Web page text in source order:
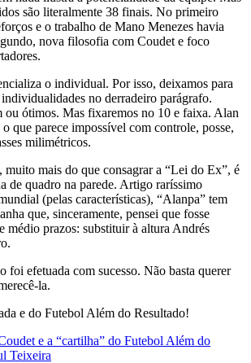
são literalmente 38 finais. No primeiro
e o trabalho de Mano Menezes havia
nova filosofia com Coudet e foco
o individual. Por isso, deixamos para
no derradeiro parágrafo.
ou ótimos. Mas fixaremos no 10 e faixa. Alan
que parece impossível com controle, posse,
milimétricos.
mais do que consagrar a “Lei do Ex”, é
de quadro na parede. Artigo raríssimo
(pelas características), “Alanpa” tem
que, sinceramente, pensei que fosse
médio prazos: substituir à altura Andrés
foi efetuada com sucesso. Não basta querer
la.
e do Futebol Além do Resultado!
e a “cartilha” do Futebol Além do
Teixeira